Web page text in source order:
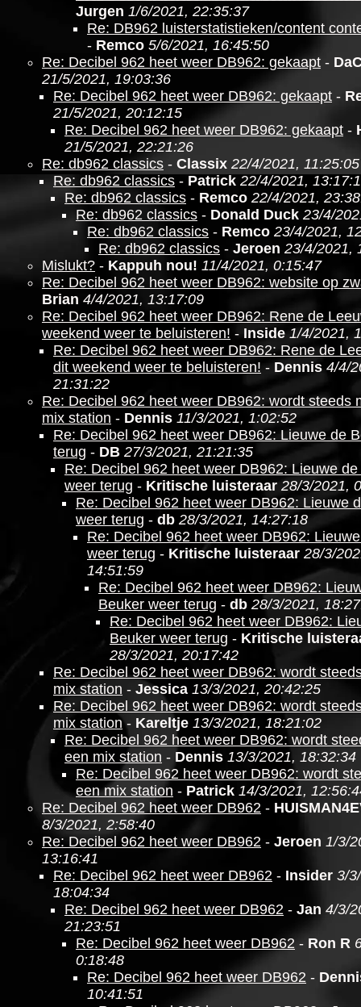
Jurgen 1/6/2021, 22:35:37
Re: DB962 luisterstatistieken/content
- Remco 5/6/2021, 16:45:50
Re: Decibel 962 heet weer DB962: gekaapt -
21/5/2021, 19:03:36
Re: Decibel 962 heet weer DB962: gekaapt -
21/5/2021, 20:12:15
Re: Decibel 962 heet weer DB962: gekaapt -
21/5/2021, 22:21:26
Re: db962 classics - Classix 22/4/2021, 11:25:05
Re: db962 classics - Patrick 22/4/2021,
Re: db962 classics - Remco 22/4/2021,
Re: db962 classics - Donald Duck 23/4/
Re: db962 classics - Remco 23/4/2021,
Re: db962 classics - Jeroen 23/4/2021,
Mislukt? - Kappuh nou! 11/4/2021, 0:15:47
Re: Decibel 962 heet weer DB962: website op
Brian 4/4/2021, 13:17:09
Re: Decibel 962 heet weer DB962: Rene de
weekend weer te beluisteren! - Inside 1/4/2021,
Re: Decibel 962 heet weer DB962: Rene de
dit weekend weer te beluisteren! - Dennis 4/4/
21:31:22
Re: Decibel 962 heet weer DB962: wordt steeds
mix station - Dennis 11/3/2021, 1:02:52
Re: Decibel 962 heet weer DB962: Lieuwe de
terug - DB 27/3/2021, 21:21:35
Re: Decibel 962 heet weer DB962: Lieuwe
weer terug - Kritische luisteraar 28/3/2021,
Re: Decibel 962 heet weer DB962: Lieuwe
weer terug - db 28/3/2021, 14:27:18
Re: Decibel 962 heet weer DB962:
weer terug - Kritische luisteraar 28/3/
14:51:59
Re: Decibel 962 heet weer DB962:
Beuker weer terug - db 28/3/2021,
Re: Decibel 962 heet weer DB962:
Beuker weer terug - Kritische
28/3/2021, 20:17:42
Re: Decibel 962 heet weer DB962: wordt
mix station - Jessica 13/3/2021, 20:42:25
Re: Decibel 962 heet weer DB962: wordt
mix station- Kareltje 13/3/2021, 18:21:02
Re: Decibel 962 heet weer DB962: wordt
een mix station - Dennis 13/3/2021, 18:32:34
Re: Decibel 962 heet weer DB962: wordt
een mix station - Patrick 14/3/2021,
Re: Decibel 962 heet weer DB962 -
8/3/2021, 2:58:40
Re: Decibel 962 heet weer DB962 - Jeroen 1/3/
13:16:41
Re: Decibel 962 heet weer DB962 - Insider 3/
18:04:34
Re: Decibel 962 heet weer DB962 - Jan 4/3/
21:23:51
Re: Decibel 962 heet weer DB962 - Ron R
0:18:48
Re: Decibel 962 heet weer DB962 -
10:41:51